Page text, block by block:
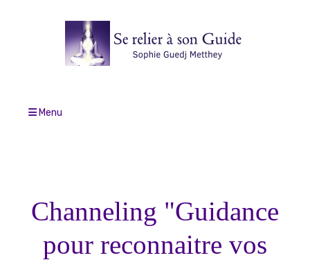
Menu
Channeling "Guidance
pour reconnaitre vos